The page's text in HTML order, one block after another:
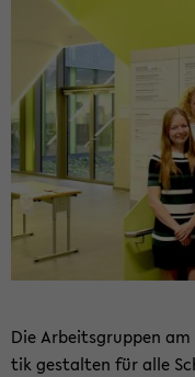
Die Ar­beits­grup­pen
tik ge­stal­ten für alle